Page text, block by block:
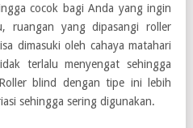
cocok bagi Anda yang ingin
ruangan yang dipasangi roller
dimasuki oleh cahaya matahari
terlalu menyengat sehingga
blind dengan tipe ini lebih
sehingga sering digunakan.